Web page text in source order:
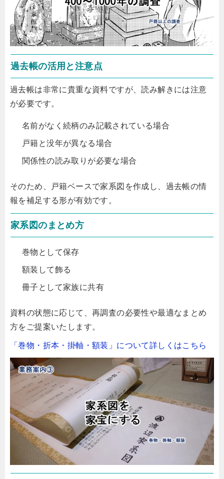
過去帳の活用と注意点
過去帳は非常に貴重な資料ですが、読み解きには注意
が必要です。
名前がなく続柄のみ記載されている場合
戸籍と没年が異なる場合
関係性の読み取りが必要な場合
そのため、戸籍ベースで家系図を作成し、過去帳の情
報を補足する形が有効です。
家系図のまとめ方
巻物として保存
額装して飾る
冊子として家族に共有
資料の状態に応じて、再調査の必要性や最適なまとめ
方をご提案いたします。
「巻物・折本・掛軸・額装」について詳しくはこちら